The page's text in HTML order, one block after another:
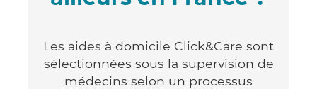
Les aides à domicile Click&Care sont
sélectionnées sous la supervision de
médecins selon un processus